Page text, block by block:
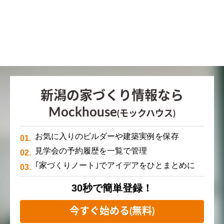
新潟の家づくり情報なら
Mockhouse(モックハウス)
お気に入りのビルダーや建築実例を保存
見学会の予約履歴を一覧で管理
｢家づくりノート｣でアイデアをひとまとめに
30秒で簡単登録！
今すぐ始める(無料)